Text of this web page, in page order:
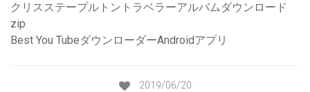
クリスステープルトントラベラーアルバムダウンロード
zip
Best You TubeダウンローダーAndroidアプリ
2019/06/20